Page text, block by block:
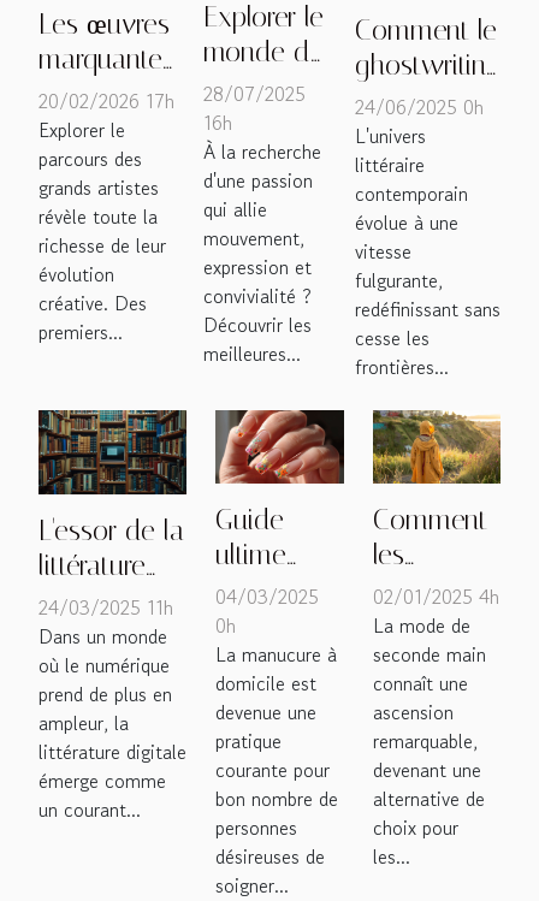
Les œuvres
marquantes
de début et
fin de
carrière
d'artistes
célèbres
20/02/2026 17h
Explorer le
parcours des
grands artistes
révèle toute la
richesse de leur
évolution
créative. Des
premiers...
Explorer le
monde de
la danse :
où trouver
les
meilleures
cours à
Metz ?
28/07/2025
16h
À la recherche
d'une passion
qui allie
mouvement,
expression et
convivialité ?
Découvrir les
meilleures...
Comment le
ghostwriting
façonne
l'industrie
littéraire
moderne
24/06/2025 0h
L'univers
littéraire
contemporain
évolue à une
vitesse
fulgurante,
redéfinissant sans
cesse les
frontières...
L'essor de la
littérature
digitale et
son
influence sur
l'édition
traditionnelle
24/03/2025 11h
Dans un monde
où le numérique
prend de plus en
ampleur, la
littérature digitale
émerge comme
un courant...
Guide
ultime
pour
réussir sa
manucure
à domicile
avec des
stickers
04/03/2025
0h
La manucure à
domicile est
devenue une
pratique
courante pour
bon nombre de
personnes
désireuses de
soigner...
Comment
les
vêtements
de
seconde
main
influencent
les
tendances
de la
mode
02/01/2025 4h
La mode de
seconde main
connaît une
ascension
remarquable,
devenant une
alternative de
choix pour
les...